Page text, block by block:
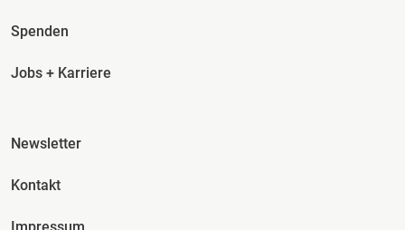
Spenden
Jobs + Karriere
Fusszeile Spalte 3
Newsletter
Kontakt